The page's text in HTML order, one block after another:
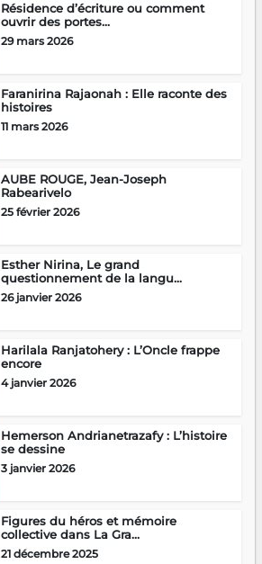
Résidence d’écriture ou comment
ouvrir des portes...
29 mars 2026
Faranirina Rajaonah : Elle raconte des
histoires
11 mars 2026
AUBE ROUGE, Jean-Joseph
Rabearivelo
25 février 2026
Esther Nirina, Le grand
questionnement de la langu...
26 janvier 2026
Harilala Ranjatohery : L’Oncle frappe
encore
4 janvier 2026
Hemerson Andrianetrazafy : L’histoire
se dessine
3 janvier 2026
Figures du héros et mémoire
collective dans La Gra...
21 décembre 2025